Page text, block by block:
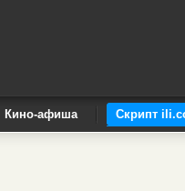
Кино-афиша Скрипт